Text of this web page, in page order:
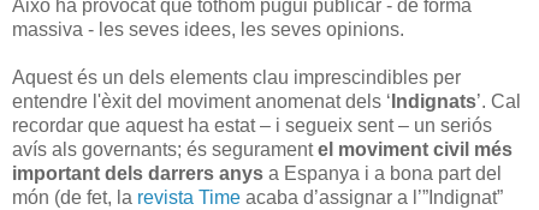
Això ha provocat que tothom pugui publicar - de forma
massiva - les seves idees, les seves opinions.
Aquest és un dels elements clau imprescindibles per
entendre l'èxit del moviment anomenat dels ‘ Indignats’. Cal
recordar que aquest ha estat – i segueix sent – un seriós
avís als governants; és seguramentel moviment civil més
important dels darrers anys a Espanya i a bona part del
món (de fet, la revista Time acaba d’assignar a l’”Indignat”